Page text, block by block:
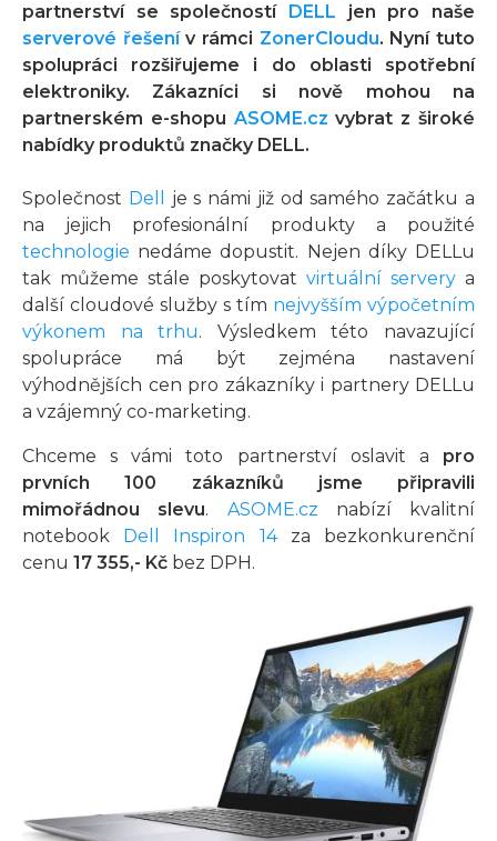
partnerství se společností DELL jen pro naše
serverové řešenív rámci ZonerCloudu. Nyní tuto
spolupráci rozšiřujeme i do oblasti spotřební
elektroniky. Zákazníci si nově mohou na
partnerském e-shopu ASOME.cz vybrat z široké
nabídky produktů značky DELL.
Společnost Dell
je s námi již od samého začátku a
na jejich profesionální produkty a použité
technologie nedáme dopustit. Nejen díky DELLu
tak můžeme stále poskytovat virtuální servery a
další cloudové služby s tím nejvyšším výpočetním
výkonem na trhu. Výsledkem této navazující
spolupráce má být zejména nastavení
výhodnějších cen pro zákazníky i partnery DELLu
a vzájemný co-marketing.
Chceme s vámi toto partnerství oslavit a pro
prvních 100 zákazníků jsme připravili
mimořádnou slevu. ASOME.cz nabízí kvalitní
notebook Dell Inspiron 14za bezkonkurenční
cenu 17 355,- Kč bez DPH.